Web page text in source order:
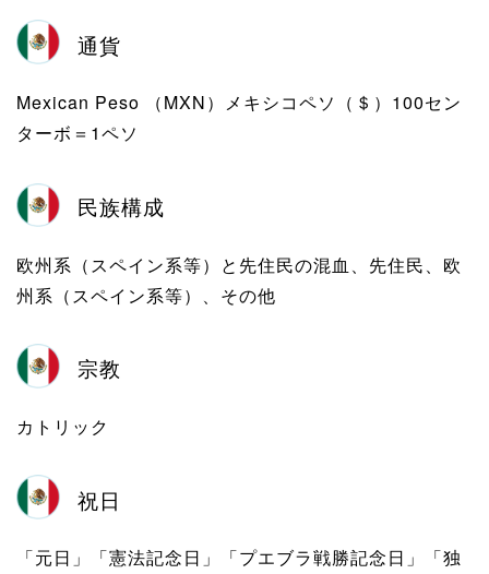
通貨
Mexican Peso （MXN）メキシコペソ（＄）100セン
ターボ＝1ペソ
民族構成
欧州系（スペイン系等）と先住民の混血、先住民、欧
州系（スペイン系等）、その他
宗教
カトリック
祝日
「元日」「憲法記念日」「プエブラ戦勝記念日」「独